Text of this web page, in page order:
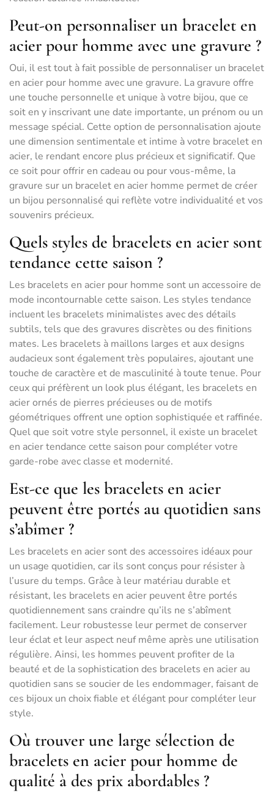
Peut-on personnaliser un bracelet en
acier pour homme avec une gravure ?
Oui, il est tout à fait possible de personnaliser un bracelet
en acier pour homme avec une gravure. La gravure offre
une touche personnelle et unique à votre bijou, que ce
soit en y inscrivant une date importante, un prénom ou un
message spécial. Cette option de personnalisation ajoute
une dimension sentimentale et intime à votre bracelet en
acier, le rendant encore plus précieux et significatif. Que
ce soit pour offrir en cadeau ou pour vous-même, la
gravure sur un bracelet en acier homme permet de créer
un bijou personnalisé qui reflète votre individualité et vos
souvenirs précieux.
Quels styles de bracelets en acier sont
tendance cette saison ?
Les bracelets en acier pour homme sont un accessoire de
mode incontournable cette saison. Les styles tendance
incluent les bracelets minimalistes avec des détails
subtils, tels que des gravures discrètes ou des finitions
mates. Les bracelets à maillons larges et aux designs
audacieux sont également très populaires, ajoutant une
touche de caractère et de masculinité à toute tenue. Pour
ceux qui préfèrent un look plus élégant, les bracelets en
acier ornés de pierres précieuses ou de motifs
géométriques offrent une option sophistiquée et raffinée.
Quel que soit votre style personnel, il existe un bracelet
en acier tendance cette saison pour compléter votre
garde-robe avec classe et modernité.
Est-ce que les bracelets en acier
peuvent être portés au quotidien sans
s’abîmer ?
Les bracelets en acier sont des accessoires idéaux pour
un usage quotidien, car ils sont conçus pour résister à
l’usure du temps. Grâce à leur matériau durable et
résistant, les bracelets en acier peuvent être portés
quotidiennement sans craindre qu’ils ne s’abîment
facilement. Leur robustesse leur permet de conserver
leur éclat et leur aspect neuf même après une utilisation
régulière. Ainsi, les hommes peuvent profiter de la
beauté et de la sophistication des bracelets en acier au
quotidien sans se soucier de les endommager, faisant de
ces bijoux un choix fiable et élégant pour compléter leur
style.
Où trouver une large sélection de
bracelets en acier pour homme de
qualité à des prix abordables ?